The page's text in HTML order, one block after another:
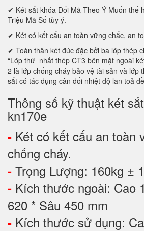
✔ Két sắt khóa Đổi Mã Theo Ý Muốn thế
Triệu Mã Số tùy ý.
✔ Két có kết cấu an toàn vững chắc, an
✔ Toàn thân két đúc đặc bởi ba lớp thép
“Lớp thứ nhất thép CT3 bên mặt ngoài
2 là lớp chống cháy bảo vệ tài sản và lớp
sắt có tác dụng cân đối nhiệt độ lan toả
Thông số kỹ thuật két
kn170e
- Két có kết cấu an toàn
chống cháy.
- Trọng Lượng: 160kg ±
- Kích thước ngoài: Cao
620 * Sâu 450 mm
- Kích thước sử dụng: